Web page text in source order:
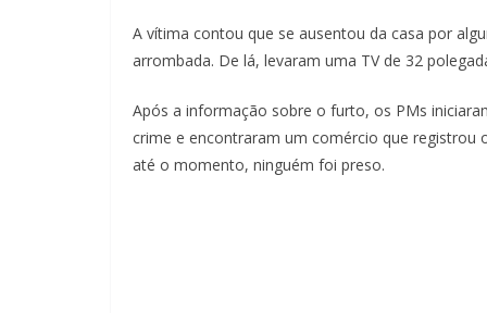
A vítima contou que se ausentou da casa por
arrombada. De lá, levaram uma TV de 32
Após a informação sobre o furto, os PMs
crime e encontraram um comércio que
até o momento, ninguém foi preso.